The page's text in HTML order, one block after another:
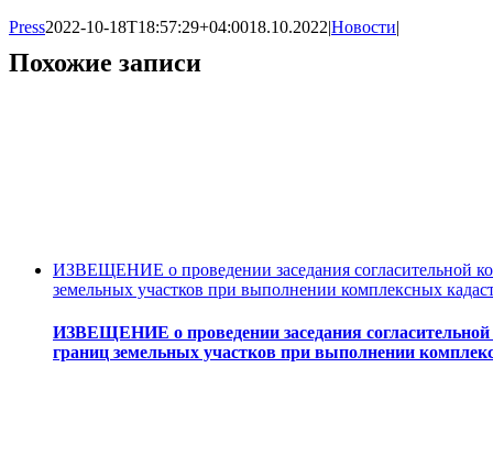
Press2022-10-18T18:57:29+04:0018.10.2022|Новости|
Похожие записи
ИЗВЕЩЕНИЕ о проведении заседания согласительной
земельных участков при выполнении комплексных
ИЗВЕЩЕНИЕ о проведении заседания согласительной
границ земельных участков при выполнении